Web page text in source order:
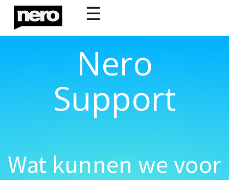
☰
Nero
Support
Wat kunnen we voor